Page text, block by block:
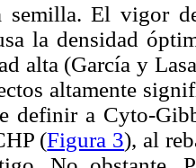
El vigor
la densidad
alta (García y
altamente
definir a Cyto-
(Figura 3), al